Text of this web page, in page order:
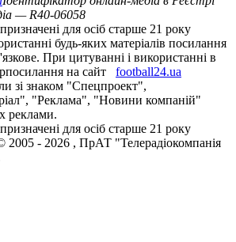
— R40-06058
для осіб старше 21 року
будь-яких матеріалів посилання
При цитуванні і використанні в
на сайт
football24.ua
зі знаком "Спецпроект",
"Реклама", "Новини компаній"
реклами.
для осіб старше 21 року
2005 - 2026 , ПрАТ "Телерадіокомпанія